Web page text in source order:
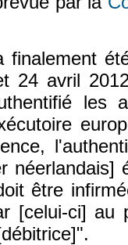
finalement
24 avril
les
néerlandais]
être
[celui-ci] au